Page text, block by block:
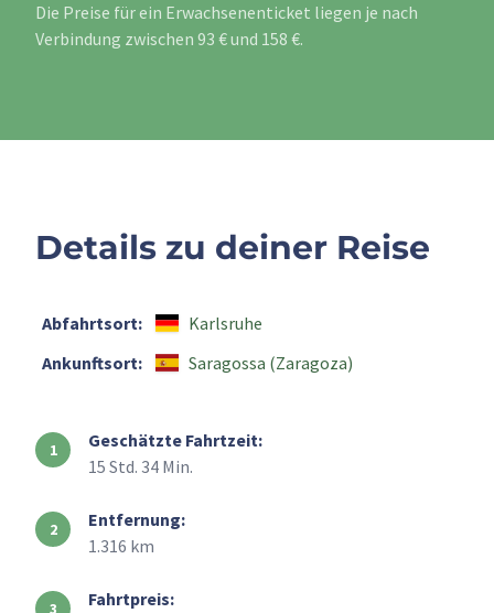
Die Preise für ein Erwachsenenticket liegen je nach
Verbindung zwischen 93 € und 158 €.
Details zu deiner Reise
Abfahrtsort:
Karlsruhe
Ankunftsort:
Saragossa (Zaragoza)
Geschätzte Fahrtzeit:
15 Std. 34 Min.
Entfernung:
1.316 km
Fahrtpreis: